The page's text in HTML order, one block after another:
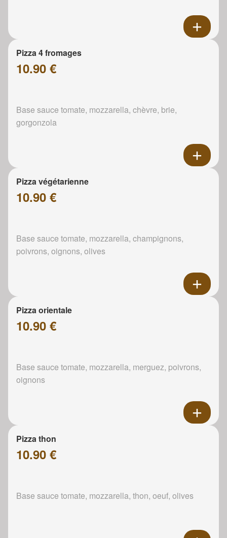
Pizza 4 fromages
10.90 €
Base sauce tomate, mozzarella, chèvre, brie,
gorgonzola
Pizza végétarienne
10.90 €
Base sauce tomate, mozzarella, champignons,
poivrons, oignons, olives
Pizza orientale
10.90 €
Base sauce tomate, mozzarella, merguez, poivrons,
oignons
Pizza thon
10.90 €
Base sauce tomate, mozzarella, thon, oeuf, olives